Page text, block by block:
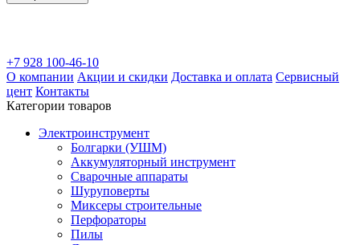
+7 928 100-46-10
О компании Акции и скидки Доставка и оплата Сервисный
цент Контакты
Категории товаров
Электроинструмент
Болгарки (УШМ)
Аккумуляторный инструмент
Сварочные аппараты
Шуруповерты
Миксеры строительные
Перфораторы
Пилы